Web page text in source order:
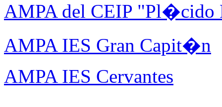
AMPA del CEIP "Pl�cido
AMPA IES Gran Capit�n
AMPA IES Cervantes